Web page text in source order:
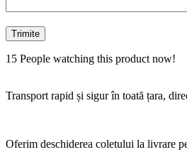
15 People watching this product now!
Transport rapid și sigur în toată țara,
Oferim deschiderea coletului la livrare